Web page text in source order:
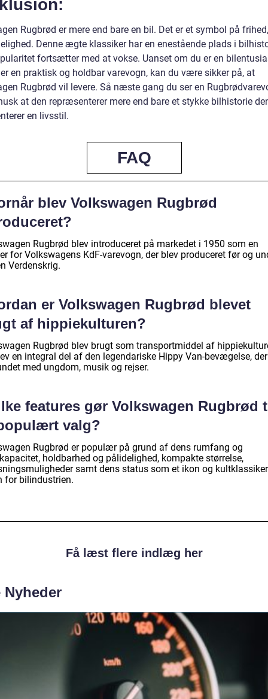
Rugbrød er mere end bare en bil. Det er et symbol på
Denne ægte klassiker har en enestående plads i
fortsætter med at vokse. Uanset om du er en
en praktisk og holdbar varevogn, kan du være sikker på, at
Rugbrød vil levere. Så næste gang du ser en
at den repræsenterer mere end bare et stykke bilhistorie
en livsstil.
FAQ
blev Volkswagen Rugbrød
Rugbrød blev introduceret på markedet i 1950 som en
for Volkswagens KdF-varevogn, der blev produceret før og
Verdenskrig.
er Volkswagen Rugbrød blevet
af hippiekulturen?
Rugbrød blev brugt som transportmiddel af
en integral del af den legendariske Hippy Van-bevægelse,
med ungdom, musik og rejser.
features gør Volkswagen Rugbrød
valg?
Rugbrød er populær på grund af dens rumfang og
holdbarhed og pålidelighed, kompakte størrelse,
samt dens status som et ikon og kultklassiker
for bilindustrien.
Få læst flere indlæg her
Nyheder